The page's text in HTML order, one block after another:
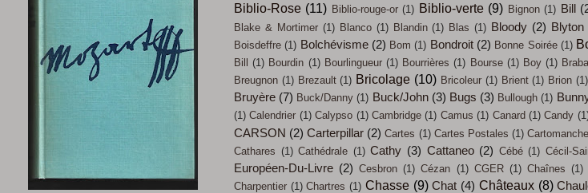
Biblio-Rose (11) Biblio-rouge-or (1) Biblio-verte (9) Bignon (1) Bill
Blake & Mortimer (1) Blanco (1) Blandin (1) Blas (1) Bloody (2) Blyton
Boisdeffre (1) Bolchévisme (2) Bom (1) Bondroit (2) Bonne Soirée (1)
Bill
(1) Bourdin (1) Bourlingueur (1) Bourrières (1) Bourse (1) Boy (1)
Breugnon (1) Brezault (1) Bricolage (10) Bricoleur (1) Brient (1) Brion (1)
Bruyère (7) Buck/Danny (1) Buck/John (3) Bugs (3) Bullough (1)
(1) Calendrier (1) Calypso (1) Cambridge (1) Camus (1) Canard (1) Candy
CARSON (2) Carterpillar (2) Cartes (1) Cartes Postales (1) Cartomanche
Cathares (1) Cathédrale (1) Cathy (3) Cattaneo (2) Cébé (1) Cécil-
Européen-Du-Livre (2) Cesbron (1) Cézan (1) CGER (1) Chaînes (1)
Charpentier (1) Chartres (1) Chasse (9) Chat (4) Châteaux (8)